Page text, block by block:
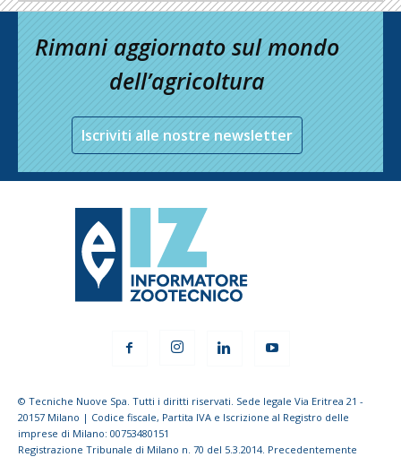
Rimani aggiornato sul mondo
dell’agricoltura
Iscriviti alle nostre newsletter
© Tecniche Nuove Spa. Tutti i diritti riservati. Sede legale Via Eritrea 21 -
20157 Milano | Codice fiscale, Partita IVA e Iscrizione al Registro delle
imprese di Milano: 00753480151
Registrazione Tribunale di Milano n. 70 del 5.3.2014. Precedentemente